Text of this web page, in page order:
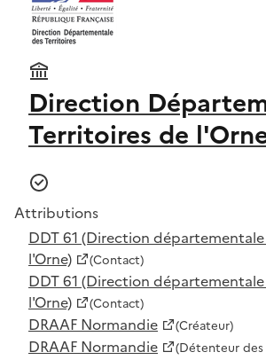
Direction
Territoires de
Attributions
DDT 61 (Direction
l'Orne)
(Contact)
DDT 61 (Direction
l'Orne)
(Contact)
DRAAF Normandie (Créateur)
DRAAF Normandie (Détenteur